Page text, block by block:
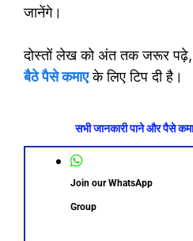
जानेंगे।
दोस्तों लेख को अंत तक जरूर
बैठे पैसे कमाएके लिए टिप दी है।
सभी जानकारी पाने और पैसे
Join our WhatsApp
Group